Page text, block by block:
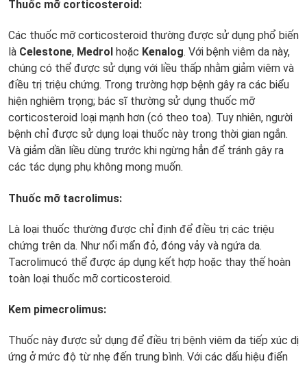
Thuốc mỡ corticosteroid:
Các thuốc mỡ corticosteroid thường được sử dụng phổ biến
là Celestone, Medrol hoặc Kenalog. Với bệnh viêm da này,
chúng có thể được sử dụng với liều thấp nhằm giảm viêm và
điều trị triệu chứng. Trong trường hợp bệnh gây ra các biểu
hiện nghiêm trọng; bác sĩ thường sử dụng thuốc mỡ
corticosteroid loại mạnh hơn (có theo toa). Tuy nhiên, người
bệnh chỉ được sử dụng loại thuốc này trong thời gian ngắn.
Và giảm dần liều dùng trước khi ngừng hẳn để tránh gây ra
các tác dụng phụ không mong muốn.
Thuốc mỡ tacrolimus:
Là loại thuốc thường được chỉ định để điều trị các triệu
chứng trên da. Như nổi mẩn đỏ, đóng vảy và ngứa da.
Tacrolimucó thể được áp dụng kết hợp hoặc thay thế hoàn
toàn loại thuốc mỡ corticosteroid.
Kem pimecrolimus:
Thuốc này được sử dụng để điều trị bệnh viêm da tiếp xúc dị
ứng ở mức độ từ nhẹ đến trung bình. Với các dấu hiệu điển